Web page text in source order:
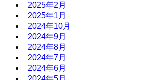
2025年2月
2025年1月
2024年10月
2024年9月
2024年8月
2024年7月
2024年6月